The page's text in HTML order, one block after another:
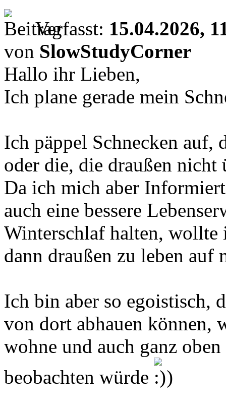
Verfasst: 15.04.2026,
von SlowStudyCorner
Hallo ihr Lieben,
Ich plane gerade mein
Ich päppel Schnecken auf,
oder die, die draußen nicht
Da ich mich aber
auch eine bessere
Winterschlaf halten,
dann draußen zu leben auf
Ich bin aber so egoistisch,
von dort abhauen können,
wohne und auch ganz
beobachten würde
)